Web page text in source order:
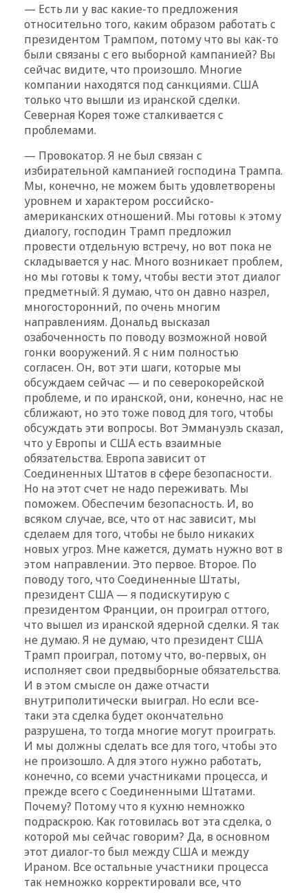
— Есть ли у вас какие-то предложения
относительно того, каким образом работать с
президентом Трампом, потому что вы как-то
были связаны с его выборной кампанией? Вы
сейчас видите, что произошло. Многие
компании находятся под санкциями. США
только что вышли из иранской сделки.
Северная Корея тоже сталкивается с
проблемами.
— Провокатор. Я не был связан с
избирательной кампанией господина Трампа.
Мы, конечно, не можем быть удовлетворены
уровнем и характером российско-
американских отношений. Мы готовы к этому
диалогу, господин Трамп предложил
провести отдельную встречу, но вот пока не
складывается у нас. Много возникает проблем,
но мы готовы к тому, чтобы вести этот диалог
предметный. Я думаю, что он давно назрел,
многосторонний, по очень многим
направлениям. Дональд высказал
озабоченность по поводу возможной новой
гонки вооружений. Я с ним полностью
согласен. Он, вот эти шаги, которые мы
обсуждаем сейчас — и по северокорейской
проблеме, и по иранской, они, конечно, нас не
сближают, но это тоже повод для того, чтобы
обсуждать эти вопросы. Вот Эммануэль сказал,
что у Европы и США есть взаимные
обязательства. Европа зависит от
Соединенных Штатов в сфере безопасности.
Но на этот счет не надо переживать. Мы
поможем. Обеспечим безопасность. И, во
всяком случае, все, что от нас зависит, мы
сделаем для того, чтобы не было никаких
новых угроз. Мне кажется, думать нужно вот в
этом направлении. Это первое. Второе. По
поводу того, что Соединенные Штаты,
президент США — я подискутирую с
президентом Франции, он проиграл оттого,
что вышел из иранской ядерной сделки. Я так
не думаю. Я не думаю, что президент США
Трамп проиграл, потому что, во-первых, он
исполняет свои предвыборные обязательства.
И в этом смысле он даже отчасти
внутриполитически выиграл. Но если все-
таки эта сделка будет окончательно
разрушена, то тогда многие могут проиграть.
И мы должны сделать все для того, чтобы это
не произошло. А для этого нужно работать,
конечно, со всеми участниками процесса, и
прежде всего с Соединенными Штатами.
Почему? Потому что я кухню немножко
подраскрою. Как готовилась вот эта сделка, о
которой мы сейчас говорим? Да, в основном
этот диалог-то был между США и между
Ираном. Все остальные участники процесса
так немножко корректировали все, что